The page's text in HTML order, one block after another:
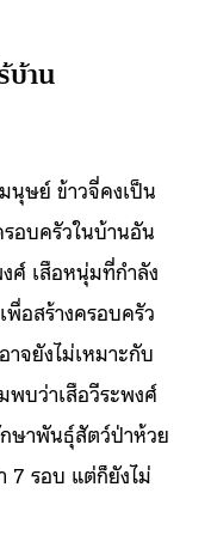
าน
นุษย์ ข้าวจี่คงเป็น
อบครัวในบ้านอัน
ศ์ เสือหนุ่มที่กำลัง
อสร้างครอบครัว
จยังไม่เหมาะกับ
พบว่าเสือวีระพงศ์
กษาพันธุ์สัตว์ป่าห้วย
7 รอบ แต่ก็ยังไม่